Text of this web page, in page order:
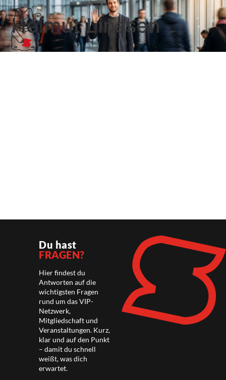
Helmut Linssen
Du hast
FRAGEN?
Hier findest du
Antworten auf die
wichtigsten Fragen
rund um das VIP-
Netzwerk,
Mitgliedschaft und
Veranstaltungen. Kurz,
klar und auf den Punkt
– damit du schnell
weißt, was dich
erwartet.